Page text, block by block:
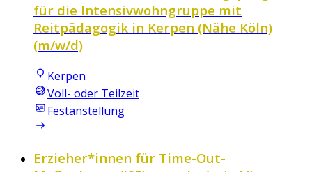
für die Intensivwohngruppe mit
Reitpädagogik in Kerpen (Nähe Köln)
(m/w/d)
Kerpen
Voll- oder Teilzeit
Festanstellung
Erzieher*innen für Time-Out-